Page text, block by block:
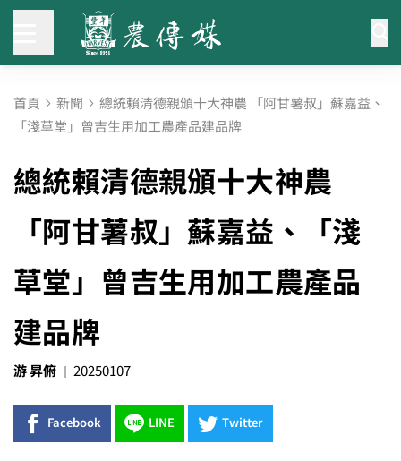
首頁 新聞 總統賴清德親頒十大神農 「阿甘薯叔」蘇嘉益、
「淺草堂」曾吉生用加工農產品建品牌
總統賴清德親頒十大神農
「阿甘薯叔」蘇嘉益、「淺
草堂」曾吉生用加工農產品
建品牌
游 昇俯 20250107
Facebook LINE Twitter